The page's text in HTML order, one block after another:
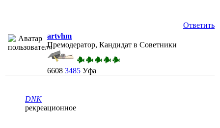
Ответить
artvhm
Премодератор, Кандидат в Советники
6608 3485 Уфа
DNK
рекреационное